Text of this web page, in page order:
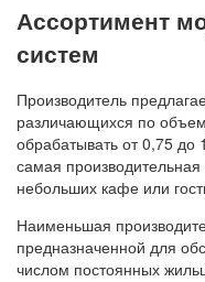
Ассортимент
систем
Производитель
различающихся по
обрабатывать от 0,75 до
самая
небольших кафе или
Наименьшая
предназначенной для
числом постоянных